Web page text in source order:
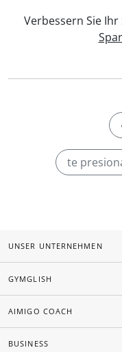
Verbessern Sie
te
UNSER UNTERNEHMEN
GYMGLISH
AIMIGO COACH
BUSINESS